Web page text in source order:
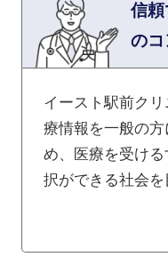
信
のコ
イースト駅前ク
療情報を一般の
め、医療を受け
択ができる社会を